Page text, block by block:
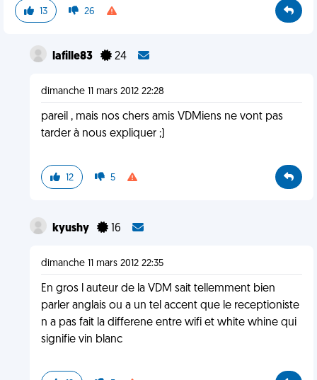
13 26
lafille83 24
dimanche 11 mars 2012 22:28
pareil , mais nos chers amis VDMiens ne vont pas
tarder à nous expliquer ;)
12 5
kyushy 16
dimanche 11 mars 2012 22:35
En gros l auteur de la VDM sait tellemment bien
parler anglais ou a un tel accent que le receptioniste
n a pas fait la differene entre wifi et white whine qui
signifie vin blanc